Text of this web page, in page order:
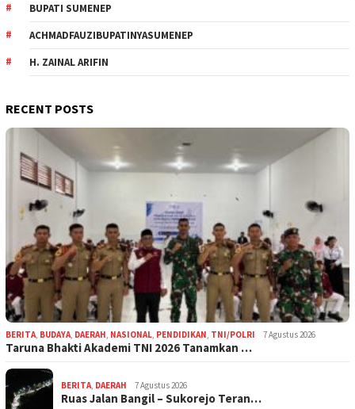
BUPATI SUMENEP
ACHMADFAUZIBUPATINYASUMENEP
H. ZAINAL ARIFIN
RECENT POSTS
BERITA, BUDAYA, DAERAH, NASIONAL, PENDIDIKAN, TNI/POLRI 7 Agustus 2026
Taruna Bhakti Akademi TNI 2026 Tanamkan …
BERITA, DAERAH 7 Agustus 2026
Ruas Jalan Bangil – Sukorejo Teran…